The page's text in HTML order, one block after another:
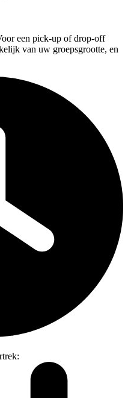
een pick-up of drop-off
van uw groepsgrootte, en